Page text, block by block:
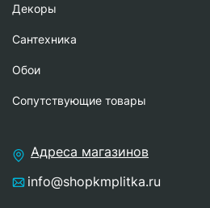
Декоры
Сантехника
Обои
Сопутствующие товары
Адреса магазинов
info@shopkmplitka.ru